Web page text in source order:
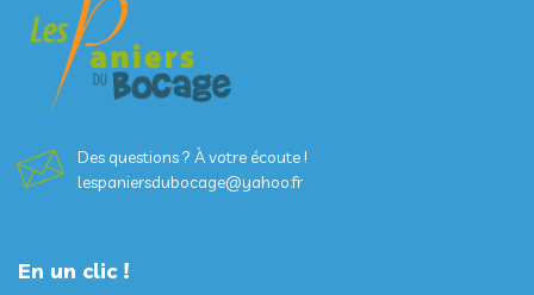
Des questions ? À votre écoute !
lespaniersdubocage@yahoo.fr
En un clic !